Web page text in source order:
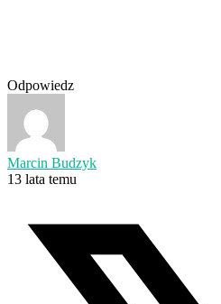
Odpowiedz
Marcin Budzyk
13 lata temu